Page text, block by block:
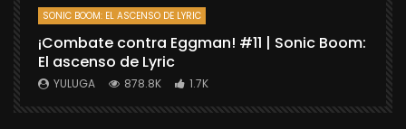
SONIC BOOM: EL ASCENSO DE LYRIC
¡Combate contra Eggman! #11 | Sonic Boom:
El ascenso de Lyric
YULUGA 878.8K 1.7K